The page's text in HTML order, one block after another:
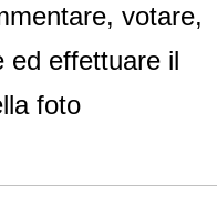
votare,
ed effettuare il
foto